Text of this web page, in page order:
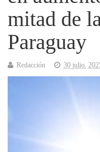
mitad de
Paraguay
Redacción 30 julio,